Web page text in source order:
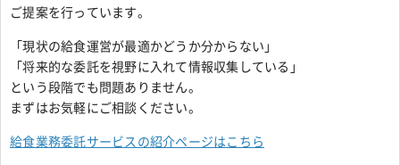
ご提案を行っています。
「現状の給食運営が最適かどうか分からない」
「将来的な委託を視野に入れて情報収集している」
という段階でも問題ありません。
まずはお気軽にご相談ください。
給食業務委託サービスの紹介ページはこちら